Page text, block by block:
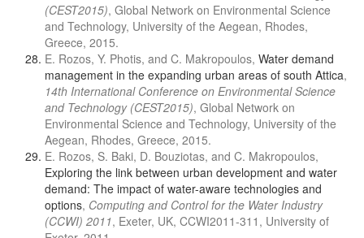
(CEST2015), Global Network on Environmental Science
and Technology, University of the Aegean, Rhodes,
Greece, 2015.
E. Rozos, Y. Photis, and C. Makropoulos, Water demand
management in the expanding urban areas of south Attica,
14th International Conference on Environmental Science
and Technology (CEST2015), Global Network on
Environmental Science and Technology, University of the
Aegean, Rhodes, Greece, 2015.
E. Rozos, S. Baki, D. Bouziotas, and C. Makropoulos,
Exploring the link between urban development and water
demand: The impact of water-aware technologies and
options, Computing and Control for the Water Industry
(CCWI) 2011, Exeter, UK, CCWI2011-311, University of